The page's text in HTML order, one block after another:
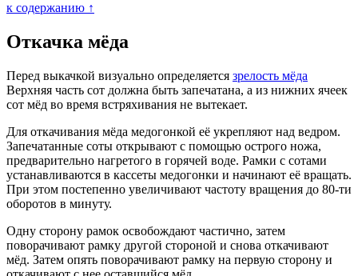
к содержанию ↑
Откачка мёда
Перед выкачкой визуально определяется зрелость мёда
Верхняя часть сот должна быть запечатана, а из нижних ячеек
сот мёд во время встряхивания не вытекает.
Для откачивания мёда медогонкой её укрепляют над ведром.
Запечатанные соты открывают с помощью острого ножа,
предварительно нагретого в горячей воде. Рамки с сотами
устанавливаются в кассеты медогонки и начинают её вращать.
При этом постепенно увеличивают частоту вращения до 80-ти
оборотов в минуту.
Одну сторону рамок освобождают частично, затем
поворачивают рамку другой стороной и снова откачивают
мёд. Затем опять поворачивают рамку на первую сторону и